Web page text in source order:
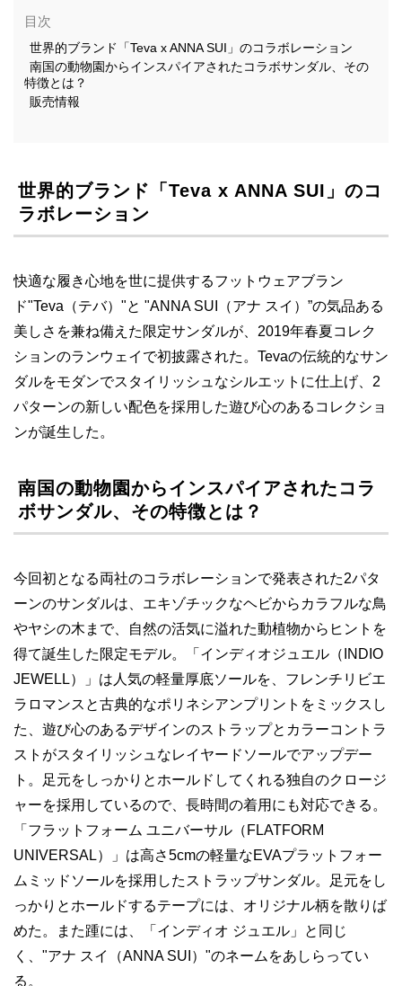
目次
世界的ブランド「Teva x ANNA SUI」のコラボレーション
南国の動物園からインスパイアされたコラボサンダル、その
特徴とは？
販売情報
世界的ブランド「Teva x ANNA SUI」のコ
ラボレーション
快適な履き心地を世に提供するフットウェアブラン
ド"Teva（テバ）"と "ANNA SUI（アナ スイ）”の気品ある
美しさを兼ね備えた限定サンダルが、2019年春夏コレク
ションのランウェイで初披露された。Tevaの伝統的なサン
ダルをモダンでスタイリッシュなシルエットに仕上げ、2
パターンの新しい配色を採用した遊び心のあるコレクショ
ンが誕生した。
南国の動物園からインスパイアされたコラ
ボサンダル、その特徴とは？
今回初となる両社のコラボレーションで発表された2パタ
ーンのサンダルは、エキゾチックなヘビからカラフルな鳥
やヤシの木まで、自然の活気に溢れた動植物からヒントを
得て誕生した限定モデル。「インディオジュエル（INDIO
JEWELL）」は人気の軽量厚底ソールを、フレンチリビエ
ラロマンスと古典的なポリネシアンプリントをミックスし
た、遊び心のあるデザインのストラップとカラーコントラ
ストがスタイリッシュなレイヤードソールでアップデー
ト。足元をしっかりとホールドしてくれる独自のクロージ
ャーを採用しているので、長時間の着用にも対応できる。
「フラットフォーム ユニバーサル（FLATFORM
UNIVERSAL）」は高さ5cmの軽量なEVAプラットフォー
ムミッドソールを採用したストラップサンダル。足元をし
っかりとホールドするテープには、オリジナル柄を散りば
めた。また踵には、「インディオ ジュエル」と同じ
く、"アナ スイ（ANNA SUI）"のネームをあしらってい
る。